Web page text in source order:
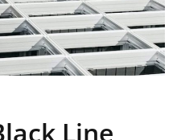
Line